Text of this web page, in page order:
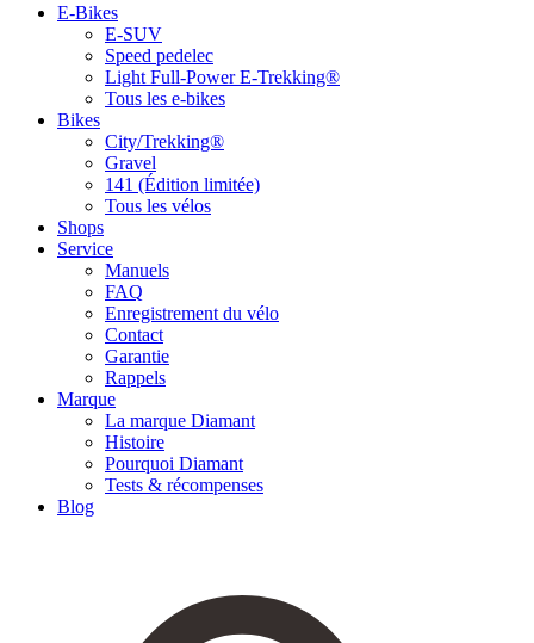
E-Bikes
E-SUV
Speed pedelec
Light Full-Power E-Trekking®
Tous les e-bikes
Bikes
City/Trekking®
Gravel
141 (Édition limitée)
Tous les vélos
Shops
Service
Manuels
FAQ
Enregistrement du vélo
Contact
Garantie
Rappels
Marque
La marque Diamant
Histoire
Pourquoi Diamant
Tests & récompenses
Blog